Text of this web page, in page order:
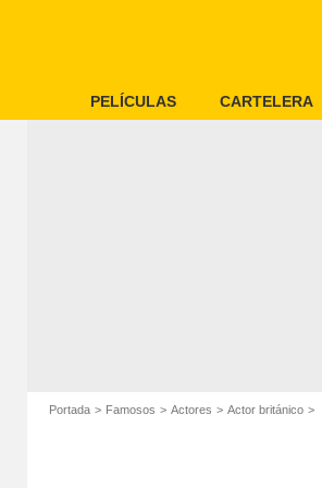
PELÍCULAS CARTELERA
Portada Famosos Actores Actor británico